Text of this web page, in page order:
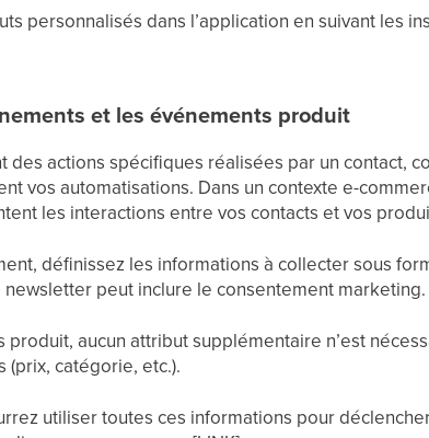
personnalisés dans l’application en suivant les
et les événements produit
des actions spécifiques réalisées par un contact,
vos automatisations. Dans un contexte e-
les interactions entre vos contacts et vos
définissez les informations à collecter sous
newsletter peut inclure le consentement marketing.
produit, aucun attribut supplémentaire n’est
catégorie, etc.).
utiliser toutes ces informations pour